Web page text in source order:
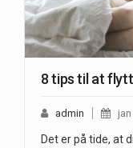
8 tips til at
admin jan
Det er på tide, at